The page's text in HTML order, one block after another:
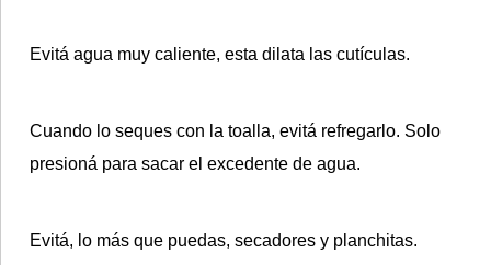
Evitá agua muy caliente, esta dilata las cutículas.
Cuando lo seques con la toalla, evitá refregarlo. Solo
presioná para sacar el excedente de agua.
Evitá, lo más que puedas, secadores y planchitas.